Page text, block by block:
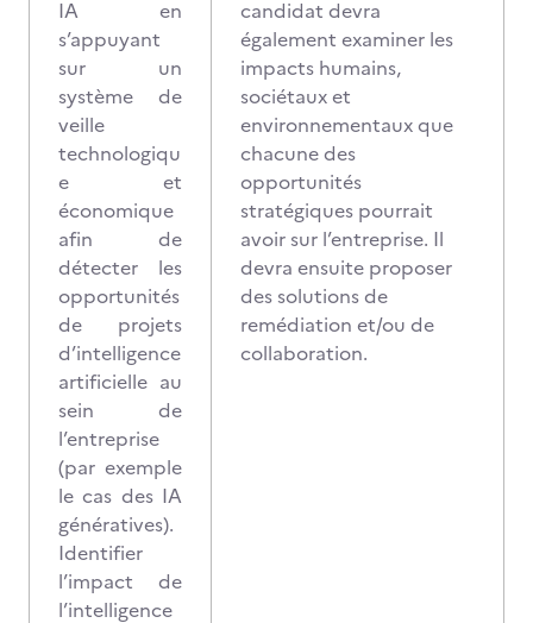
IA en
s’appuyant
sur un
système de
veille
technologiqu
e et
économique
afin de
détecter les
opportunités
de projets
d’intelligence
artificielle au
sein de
l’entreprise
(par exemple
le cas des IA
génératives).
Identifier
l’impact de
l’intelligence
candidat devra
également examiner les
impacts humains,
sociétaux et
environnementaux que
chacune des
opportunités
stratégiques pourrait
avoir sur l’entreprise. Il
devra ensuite proposer
des solutions de
remédiation et/ou de
collaboration.